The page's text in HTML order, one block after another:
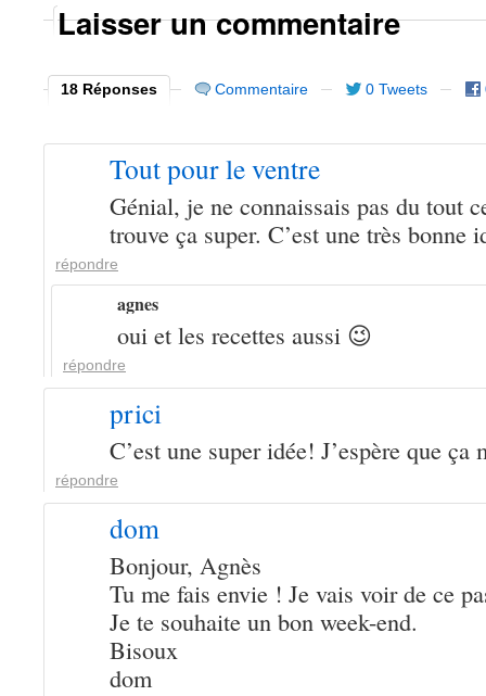
Laisser un commentaire
18 Réponses Commentaire 0 Tweets
Tout pour le ventre
Génial, je ne connaissais pas du tout
trouve ça super. C’est une très
répondre
agnes
oui et les recettes aussi 😉
répondre
prici
C’est une super idée! J’espère que
répondre
dom
Bonjour, Agnès
Tu me fais envie ! Je vais voir de ce
Je te souhaite un bon week-end.
Bisoux
dom